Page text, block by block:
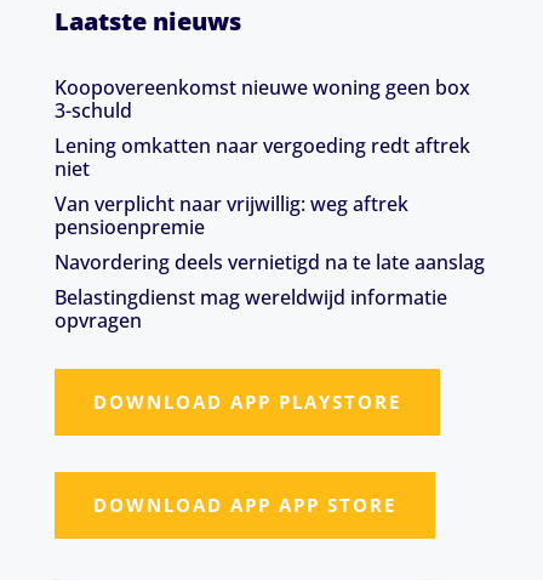
Laatste nieuws
Koopovereenkomst nieuwe woning geen box
3-schuld
Lening omkatten naar vergoeding redt aftrek
niet
Van verplicht naar vrijwillig: weg aftrek
pensioenpremie
Navordering deels vernietigd na te late aanslag
Belastingdienst mag wereldwijd informatie
opvragen
DOWNLOAD APP PLAYSTORE
DOWNLOAD APP APP STORE